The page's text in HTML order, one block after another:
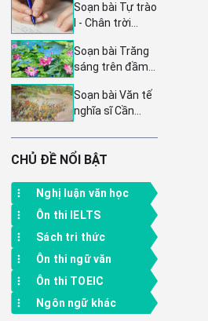
trang 17 sách
Kết nối tri thức
dẫn chi tiết và
sâu sắc
Soạn bài Tự trào
I - Chân trời
văn lớp 8 | Trang
106 sách Chân
tập 2
Soạn bài Trăng
sáng trên đầm
sáng tạo Ngữ
văn 11 trang 21
Soạn bài Văn tế
nghĩa sĩ Cần
11 Kết nối tri
thức (Trang 95,
CHỦ ĐỀ NỔI BẬT
Nghị luận văn học
Ôn thi IELTS
Sách tri thức
Ôn thi ngữ văn
Ôn thi TOEIC
Ngôn ngữ khác